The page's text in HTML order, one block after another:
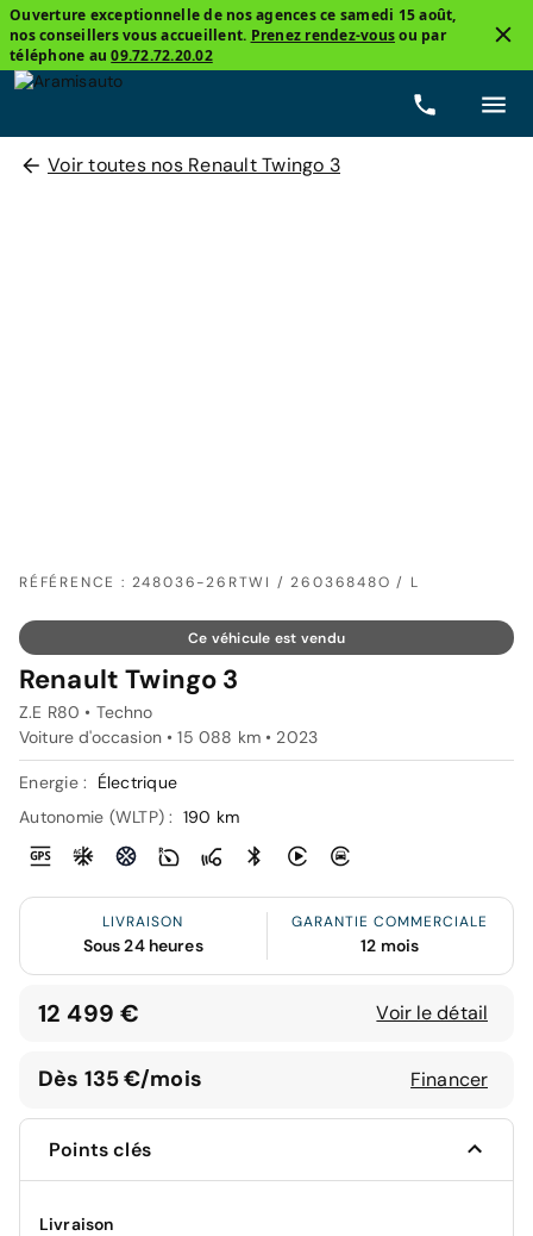
Ouverture exceptionnelle de nos agences ce samedi 15 août,
nos conseillers vous accueillent. Prenez rendez-vousou par
téléphone au09.72.72.20.02
Voir toutes nos Renault Twingo 3
RÉFÉRENCE : 248036-26RTWI / 26036848O / L
Ce véhicule est vendu
Renault Twingo 3
Z.E R80 • Techno
Voiture d'occasion • 15 088 km • 2023
Energie :
Électrique
Autonomie (WLTP) : 190 km
LIVRAISON
Sous 24 heures
GARANTIE COMMERCIALE
12 mois
12 499 € Voir le détail
Dès 135 €/mois Financer
Points clés
Livraison